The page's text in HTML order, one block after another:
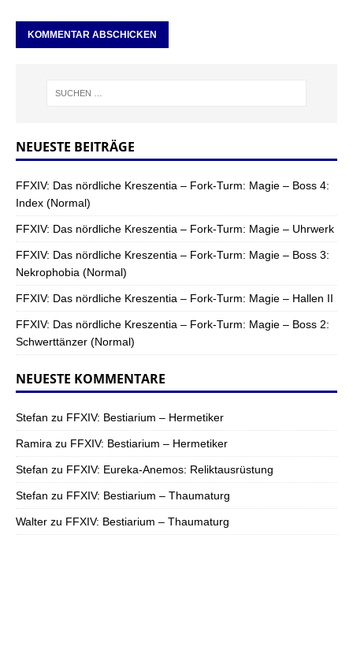
NEUESTE BEITRÄGE
FFXIV: Das nördliche Kreszentia – Fork-Turm: Magie – Boss 4:
Index (Normal)
FFXIV: Das nördliche Kreszentia – Fork-Turm: Magie – Uhrwerk
FFXIV: Das nördliche Kreszentia – Fork-Turm: Magie – Boss 3:
Nekrophobia (Normal)
FFXIV: Das nördliche Kreszentia – Fork-Turm: Magie – Hallen II
FFXIV: Das nördliche Kreszentia – Fork-Turm: Magie – Boss 2:
Schwerttänzer (Normal)
NEUESTE KOMMENTARE
Stefan zu FFXIV: Bestiarium – Hermetiker
Ramira zu FFXIV: Bestiarium – Hermetiker
Stefan zu FFXIV: Eureka-Anemos: Reliktausrüstung
Stefan zu FFXIV: Bestiarium – Thaumaturg
Walter zu FFXIV: Bestiarium – Thaumaturg